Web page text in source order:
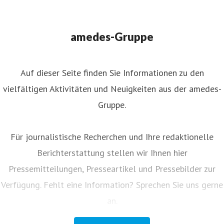
+49 172 166 08 43
amedes-Gruppe
Auf dieser Seite finden Sie Informationen zu den
vielfältigen Aktivitäten und Neuigkeiten aus der amedes-
Gruppe.
Für journalistische Recherchen und Ihre redaktionelle
Berichterstattung stellen wir Ihnen hier
Pressemitteilungen, Presseartikel und Pressebilder zur
Verfügung. Fehlt eine Information? Sprechen Sie uns gerne